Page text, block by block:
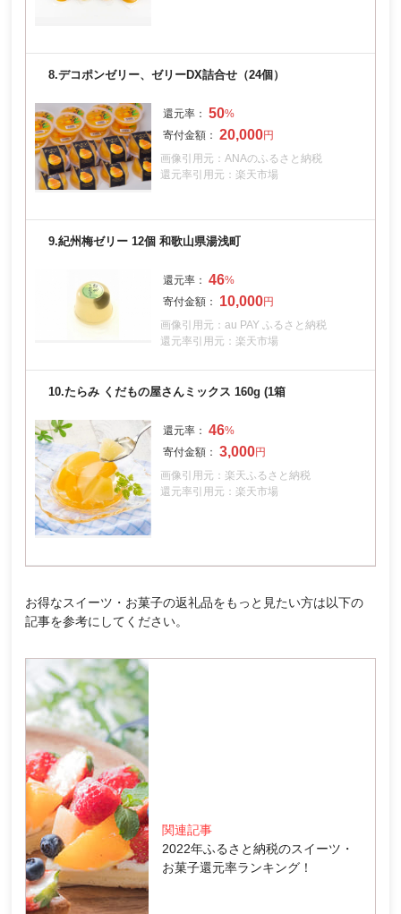
8.デコポンゼリー、ゼリーDX詰合せ（24個）
50
20,000
画像引用元：ANAのふるさと納税
還元率引用元：楽天市場
9.紀州梅ゼリー 12個 和歌山県湯浅町
46
10,000
画像引用元：au PAY ふるさと納税
還元率引用元：楽天市場
10.たらみ くだもの屋さんミックス 160g (1箱
46
3,000
画像引用元：楽天ふるさと納税
還元率引用元：楽天市場
お得なスイーツ・お菓子の返礼品をもっと見たい方は以下の
記事を参考にしてください。
関連記事
2022年ふるさと納税のスイーツ・
お菓子還元率ランキング！